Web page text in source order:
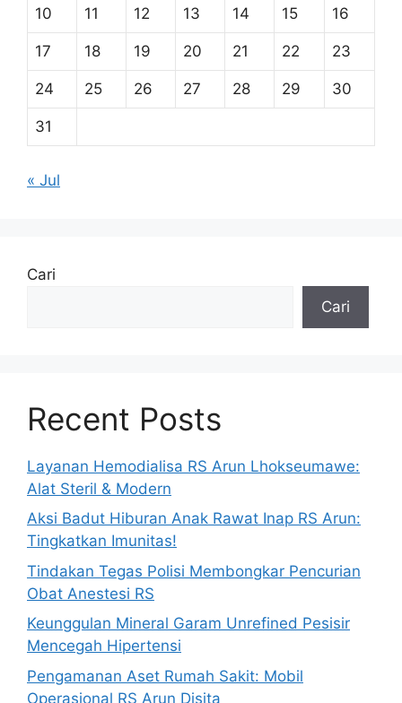
10 11 12 13 14 15 16
17 18 19 20 21 22 23
24 25 26 27 28 29 30
31
« Jul
Cari
Cari
Recent Posts
Layanan Hemodialisa RS Arun Lhokseumawe:
Alat Steril & Modern
Aksi Badut Hiburan Anak Rawat Inap RS Arun:
Tingkatkan Imunitas!
Tindakan Tegas Polisi Membongkar Pencurian
Obat Anestesi RS
Keunggulan Mineral Garam Unrefined Pesisir
Mencegah Hipertensi
Pengamanan Aset Rumah Sakit: Mobil
Operasional RS Arun Disita